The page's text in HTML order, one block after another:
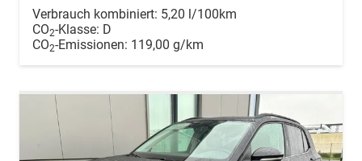
Verbrauch kombiniert: 5,20 l/100km
CO2-Klasse: D
CO2-Emissionen: 119,00 g/km